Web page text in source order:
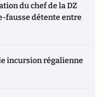
du chef de la DZ
fausse détente entre
incursion régalienne